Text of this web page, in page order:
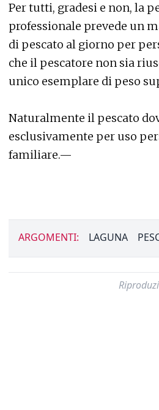
Per tutti, gradesi e non, la
professionale prevede un
di pescato al giorno per
che il pescatore non sia
unico esemplare di peso
Naturalmente il pescato
esclusivamente per uso
familiare.—
ARGOMENTI: LAGUNA